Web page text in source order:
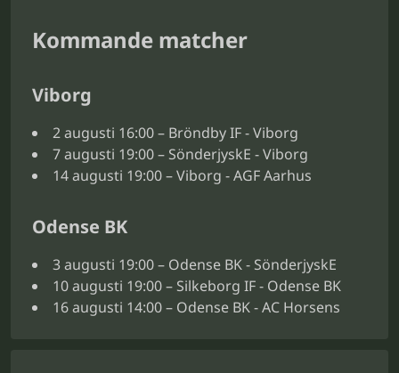
Kommande matcher
Viborg
2 augusti 16:00 – Bröndby IF - Viborg
7 augusti 19:00 – SönderjyskE - Viborg
14 augusti 19:00 – Viborg - AGF Aarhus
Odense BK
3 augusti 19:00 – Odense BK - SönderjyskE
10 augusti 19:00 – Silkeborg IF - Odense BK
16 augusti 14:00 – Odense BK - AC Horsens